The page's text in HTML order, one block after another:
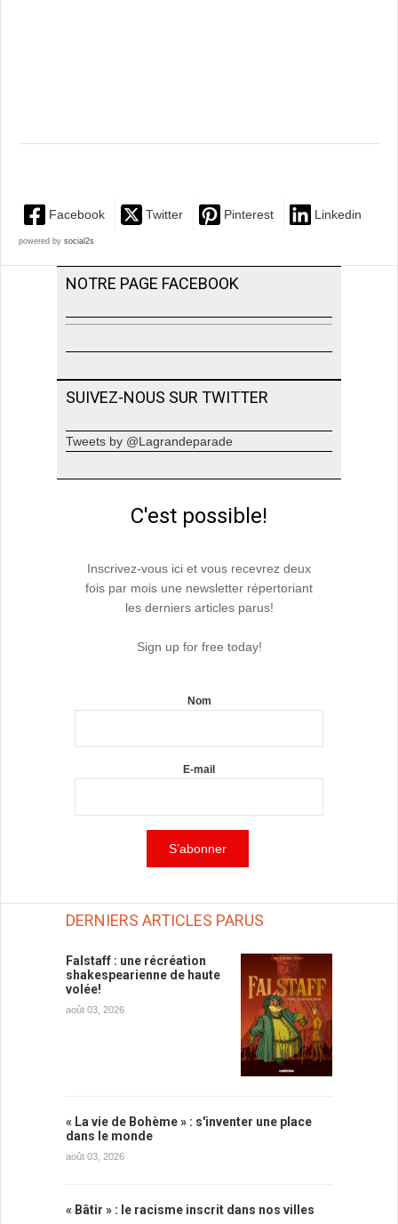
Facebook Twitter Pinterest Linkedin
powered by social2s
NOTRE PAGE FACEBOOK
SUIVEZ-NOUS SUR TWITTER
Tweets by @Lagrandeparade
C'est possible!
Inscrivez-vous ici et vous recevrez deux
fois par mois une newsletter répertoriant
les derniers articles parus!
Sign up for free today!
Nom
E-mail
DERNIERS ARTICLES PARUS
Falstaff : une récréation
shakespearienne de haute
volée!
août 03, 2026
« La vie de Bohème » : s'inventer une place
dans le monde
août 03, 2026
« Bâtir » : le racisme inscrit dans nos villes